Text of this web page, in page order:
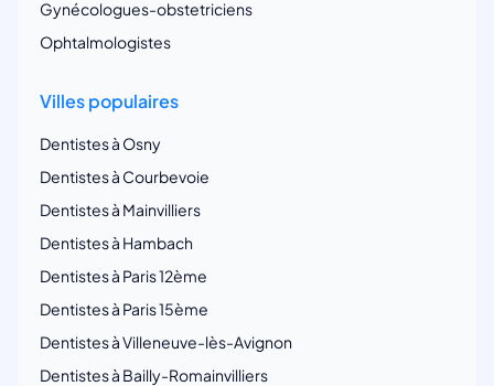
Gynécologues-obstetriciens
Ophtalmologistes
Villes populaires
Dentistes à Osny
Dentistes à Courbevoie
Dentistes à Mainvilliers
Dentistes à Hambach
Dentistes à Paris 12ème
Dentistes à Paris 15ème
Dentistes à Villeneuve-lès-Avignon
Dentistes à Bailly-Romainvilliers